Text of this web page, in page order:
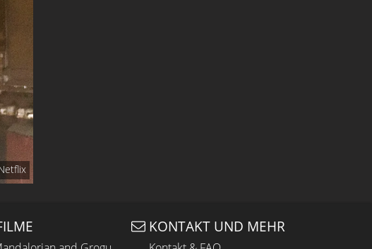
KONTAKT UND MEHR